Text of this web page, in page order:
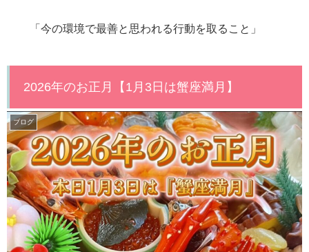
「今の環境で最善と思われる行動を取ること」
2026年のお正月【1月3日は蟹座満月】
ブログ